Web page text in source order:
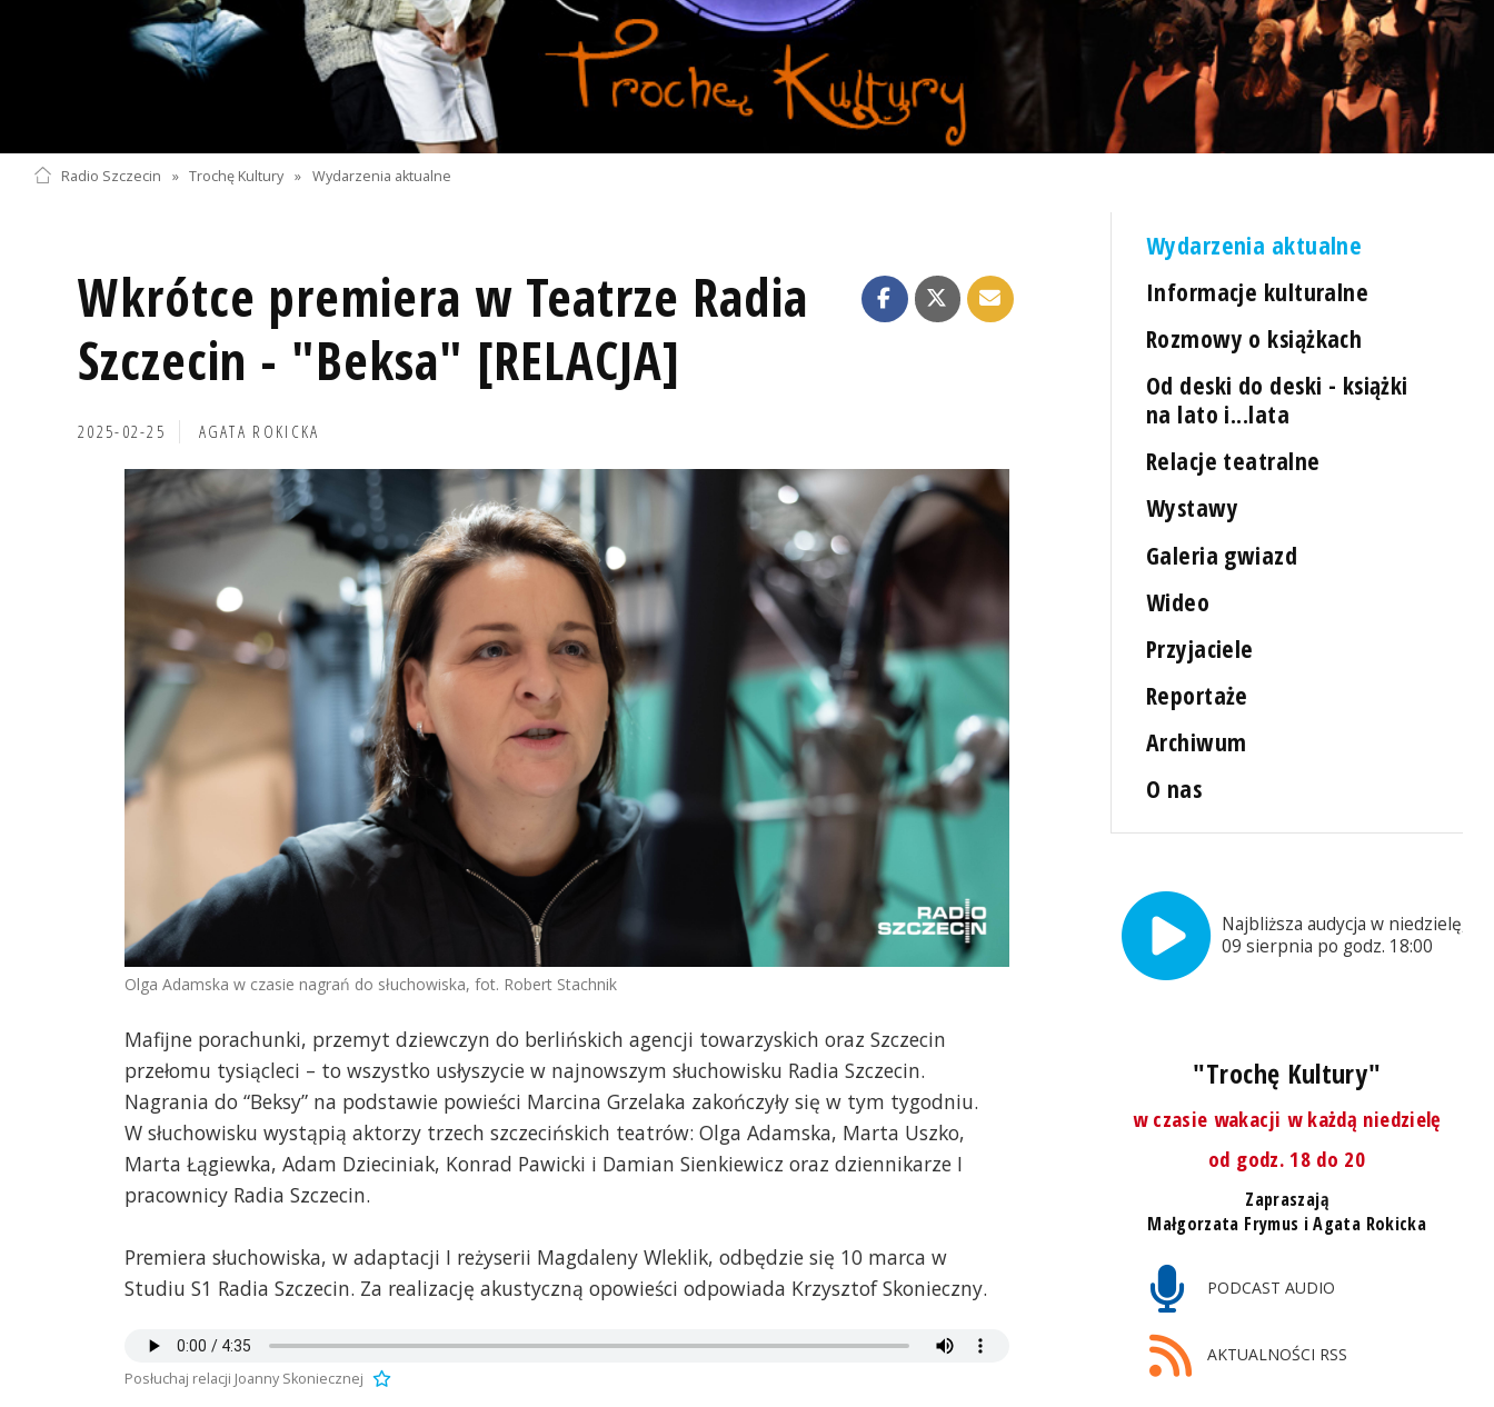
Radio Szczecin » Trochę Kultury » Wydarzenia aktualne
Wkrótce premiera w Teatrze Radia
Szczecin - "Beksa" [RELACJA]
2025-02-25 AGATA ROKICKA
Olga Adamska w czasie nagrań do słuchowiska, fot. Robert Stachnik
Mafijne porachunki, przemyt dziewczyn do berlińskich agencji towarzyskich oraz Szczecin
przełomu tysiącleci – to wszystko usłyszycie w najnowszym słuchowisku Radia Szczecin.
Nagrania do “Beksy” na podstawie powieści Marcina Grzelaka zakończyły się w tym tygodniu.
W słuchowisku wystąpią aktorzy trzech szczecińskich teatrów: Olga Adamska, Marta Uszko,
Marta Łągiewka, Adam Dzieciniak, Konrad Pawicki i Damian Sienkiewicz oraz dziennikarze I
pracownicy Radia Szczecin.
Premiera słuchowiska, w adaptacji I reżyserii Magdaleny Wleklik, odbędzie się 10 marca w
Studiu S1 Radia Szczecin. Za realizację akustyczną opowieści odpowiada Krzysztof Skonieczny.
Posłuchaj relacji Joanny Skoniecznej
Wydarzenia aktualne
Informacje kulturalne
Rozmowy o książkach
Od deski do deski - książki
na lato i...lata
Relacje teatralne
Wystawy
Galeria gwiazd
Wideo
Przyjaciele
Reportaże
Archiwum
O nas
Najbliższa audycja w niedzielę,
09 sierpnia po godz. 18:00
"Trochę Kultury"
w czasie wakacji w każdą niedzielę
od godz. 18 do 20
Zapraszają
Małgorzata Frymus i Agata Rokicka
PODCAST AUDIO
AKTUALNOŚCI RSS